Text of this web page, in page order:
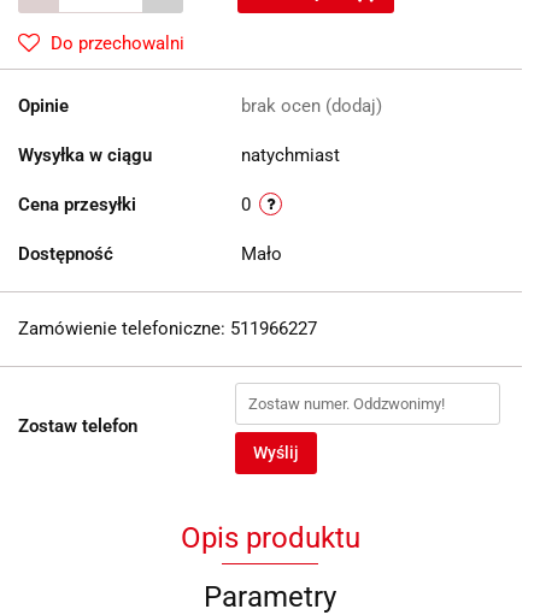
Do przechowalni
Opinie brak ocen (dodaj)
Wysyłka w ciągu natychmiast
Cena przesyłki 0
Dostępność Mało
Zamówienie telefoniczne: 511966227
Zostaw telefon
Wyślij
Opis produktu
Parametry